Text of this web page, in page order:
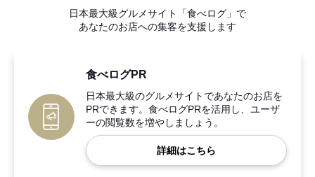
日本最大級グルメサイト「食べログ」で
あなたのお店への集客を支援します
食べログPR
日本最大級のグルメサイトであなたのお店を
PRできます。食べログPRを活用し、ユーザ
ーの閲覧数を増やしましょう。
詳細はこちら